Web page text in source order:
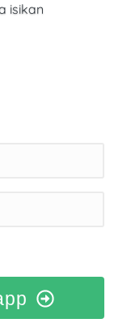
isikan